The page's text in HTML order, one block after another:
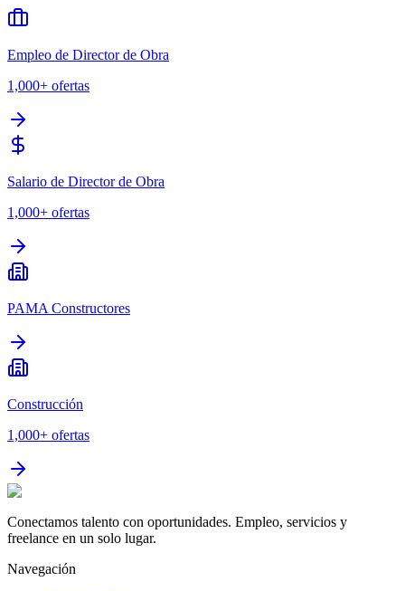
Empleo de Director de Obra
1,000+ ofertas
Salario de Director de Obra
1,000+ ofertas
PAMA Constructores
Construcción
1,000+ ofertas
Conectamos talento con oportunidades. Empleo, servicios y
freelance en un solo lugar.
Navegación